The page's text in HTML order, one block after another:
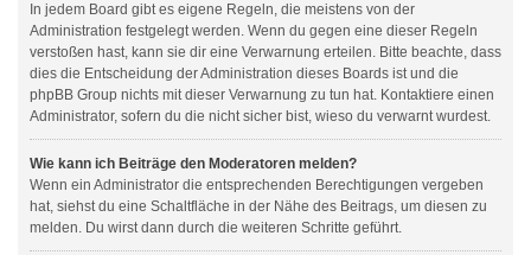
In jedem Board gibt es eigene Regeln, die meistens von der
Administration festgelegt werden. Wenn du gegen eine dieser Regeln
verstoßen hast, kann sie dir eine Verwarnung erteilen. Bitte beachte, dass
dies die Entscheidung der Administration dieses Boards ist und die
phpBB Group nichts mit dieser Verwarnung zu tun hat. Kontaktiere einen
Administrator, sofern du die nicht sicher bist, wieso du verwarnt wurdest.
Wie kann ich Beiträge den Moderatoren melden?
Wenn ein Administrator die entsprechenden Berechtigungen vergeben
hat, siehst du eine Schaltfläche in der Nähe des Beitrags, um diesen zu
melden. Du wirst dann durch die weiteren Schritte geführt.